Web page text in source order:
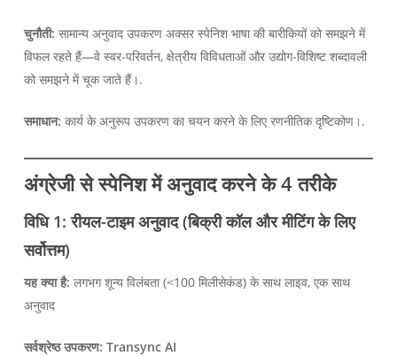
चुनौती: सामान्य अनुवाद उपकरण अक्सर स्पेनिश भाषा की बारीकियों को समझने में
विफल रहते हैं—वे स्वर-परिवर्तन, क्षेत्रीय विविधताओं और उद्योग-विशिष्ट शब्दावली
को समझने में चूक जाते हैं।.
समाधान: कार्य के अनुरूप उपकरण का चयन करने के लिए रणनीतिक दृष्टिकोण।.
अंग्रेजी से स्पेनिश में अनुवाद करने के 4 तरीके
विधि 1: रीयल-टाइम अनुवाद (बिक्री कॉल और मीटिंग के लिए
सर्वोत्तम)
यह क्या है: लगभग शून्य विलंबता (<100 मिलीसेकंड) के साथ लाइव, एक साथ
अनुवाद
सर्वश्रेष्ठ उपकरण: Transync AI